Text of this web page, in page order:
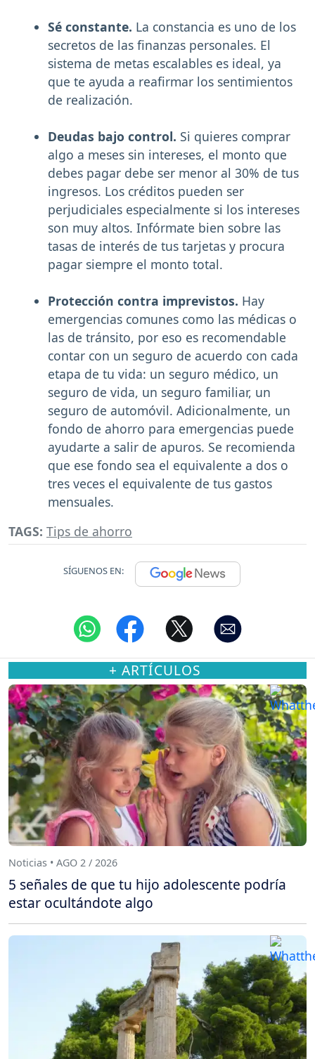
Sé constante. La constancia es uno de los
secretos de las finanzas personales. El
sistema de metas escalables es ideal, ya
que te ayuda a reafirmar los sentimientos
de realización.
Deudas bajo control. Si quieres comprar
algo a meses sin intereses, el monto que
debes pagar debe ser menor al 30% de tus
ingresos. Los créditos pueden ser
perjudiciales especialmente si los intereses
son muy altos. Infórmate bien sobre las
tasas de interés de tus tarjetas y procura
pagar siempre el monto total.
Protección contra imprevistos. Hay
emergencias comunes como las médicas o
las de tránsito, por eso es recomendable
contar con un seguro de acuerdo con cada
etapa de tu vida: un seguro médico, un
seguro de vida, un seguro familiar, un
seguro de automóvil. Adicionalmente, un
fondo de ahorro para emergencias puede
ayudarte a salir de apuros. Se recomienda
que ese fondo sea el equivalente a dos o
tres veces el equivalente de tus gastos
mensuales.
TAGS: Tips de ahorro
SÍGUENOS EN:
+ ARTÍCULOS
Noticias • AGO 2 / 2026
5 señales de que tu hijo adolescente podría
estar ocultándote algo